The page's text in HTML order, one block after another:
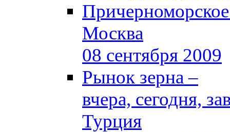
Москва
08 сентября 2009
Рынок зерна –
вчера, сегодня,
Турция